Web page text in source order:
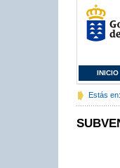
INICIO
Estás en: